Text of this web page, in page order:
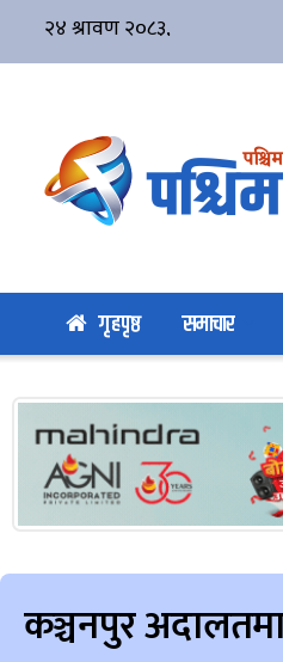
गृहपृष्ठ समाचार
कञ्चनपुर अदालतमा